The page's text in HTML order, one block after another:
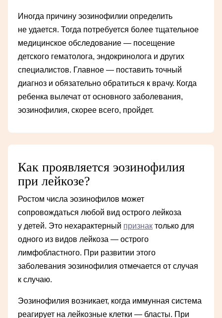
Иногда причину эозинофилии определить
не удается. Тогда потребуется более тщательное
медицинское обследование — посещение
детского гематолога, эндокринолога и других
специалистов. Главное — поставить точный
диагноз и обязательно обратиться к врачу. Когда
ребенка вылечат от основного заболевания,
эозинофилия, скорее всего, пройдет.
Как проявляется эозинофилия
при лейкозе?
Ростом числа эозинофилов может
сопровождаться любой вид острого лейкоза
у детей. Это нехарактерный признак только для
одного из видов лейкоза — острого
лимфобластного. При развитии этого
заболевания эозинофилия отмечается от случая
к случаю.
Эозинофилия возникает, когда иммунная система
реагирует на лейкозные клетки — бласты. При